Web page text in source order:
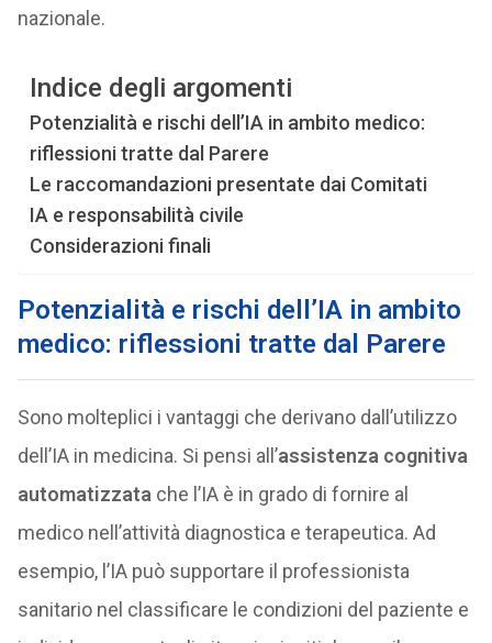
nazionale.
Indice degli argomenti
Potenzialità e rischi dell’IA in ambito medico:
riflessioni tratte dal Parere
Le raccomandazioni presentate dai Comitati
IA e responsabilità civile
Considerazioni finali
Potenzialità e rischi dell’IA in ambito
medico: riflessioni tratte dal Parere
Sono molteplici i vantaggi che derivano dall’utilizzo
dell’IA in medicina. Si pensi all’assistenza cognitiva
automatizzata che l’IA è in grado di fornire al
medico nell’attività diagnostica e terapeutica. Ad
esempio, l’IA può supportare il professionista
sanitario nel classificare le condizioni del paziente e